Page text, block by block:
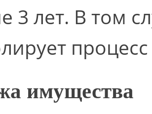
3 лет. В том
имущества